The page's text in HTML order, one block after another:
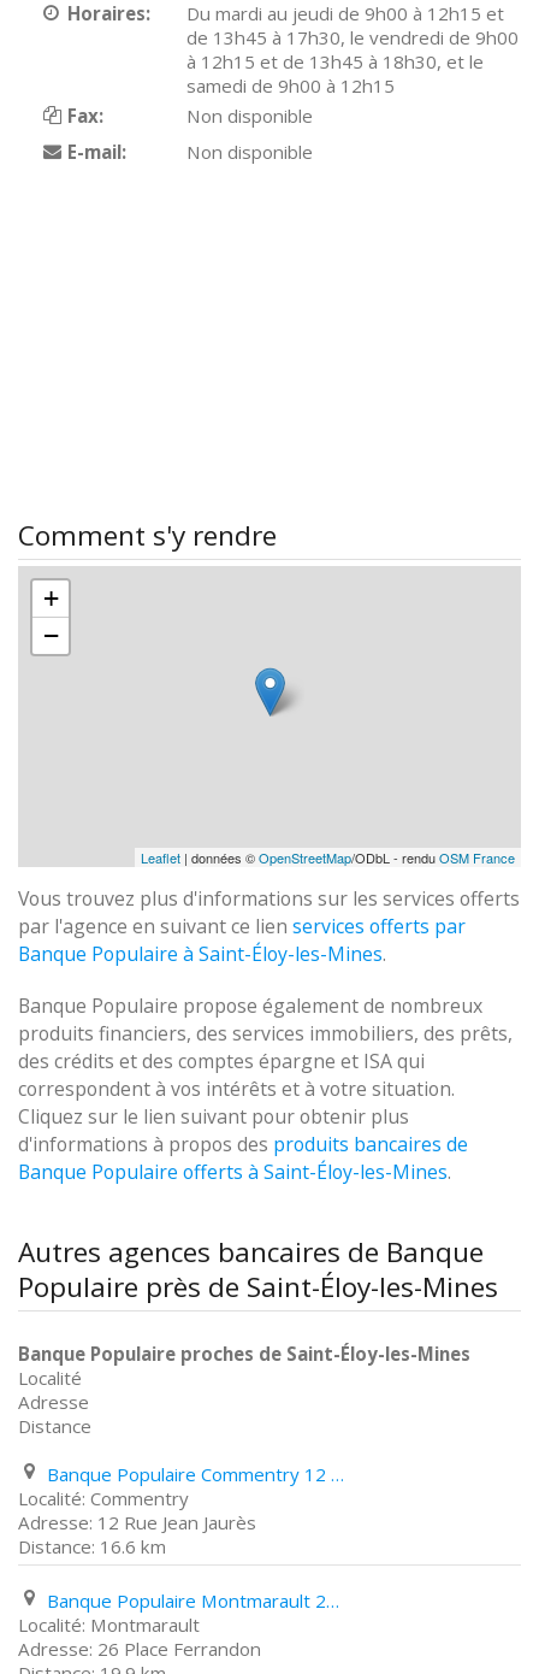
Horaires:
Du mardi au jeudi de 9h00 à 12h15 et
de 13h45 à 17h30, le vendredi de 9h00
à 12h15 et de 13h45 à 18h30, et le
samedi de 9h00 à 12h15
Fax:
Non disponible
E-mail:
Non disponible
Comment s'y rendre
+
−
Leaflet | données ©OpenStreetMap/ODbL - renduOSM France
Vous trouvez plus d'informations sur les services offerts
par l'agence en suivant ce lien services offerts par
Banque Populaire à Saint-Éloy-les-Mines.
Banque Populaire propose également de nombreux
produits financiers, des services immobiliers, des prêts,
des crédits et des comptes épargne et ISA qui
correspondent à vos intérêts et à votre situation.
Cliquez sur le lien suivant pour obtenir plus
d'informations à propos des produits bancaires de
Banque Populaire offerts à Saint-Éloy-les-Mines.
Autres agences bancaires de Banque
Populaire près de Saint-Éloy-les-Mines
Banque Populaire proches de Saint-Éloy-les-Mines
Localité
Adresse
Distance
Banque Populaire Commentry 12 Rue Jean Jaurès
Commentry
12 Rue Jean Jaurès
16.6 km
Banque Populaire Montmarault 26 Place Ferrandon
Montmarault
26 Place Ferrandon